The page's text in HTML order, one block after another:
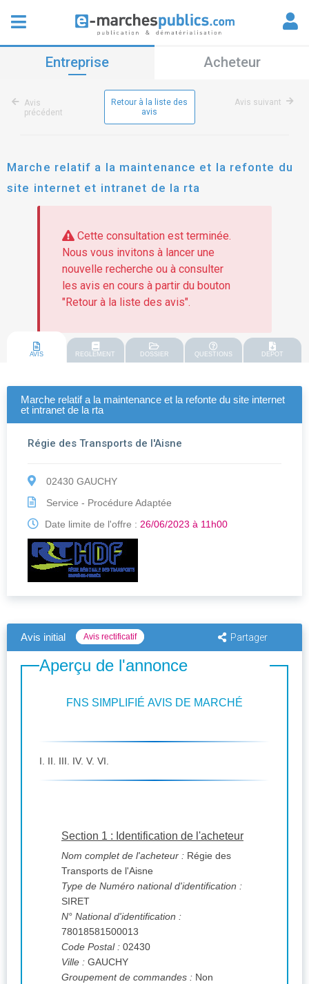
Entreprise Acheteur
Avis
précédent
Retour à la liste des
avis
Avis suivant
Marche relatif a la maintenance et la refonte du
site internet et intranet de la rta
Cette consultation est terminée.
Nous vous invitons à lancer une
nouvelle recherche ou à consulter
les avis en cours à partir du bouton
"Retour à la liste des avis".
AVIS REGLEMENT DOSSIER QUESTIONS DEPOT
Marche relatif a la maintenance et la refonte du site internet
et intranet de la rta
Régie des Transports de l'Aisne
02430 GAUCHY
Service - Procédure Adaptée
Date limite de l'offre : 26/06/2023 à 11h00
Avis initial Avis rectificatif Partager
Aperçu de l'annonce
FNS SIMPLIFIÉ AVIS DE MARCHÉ
I. II. III. IV. V. VI.
Section 1 : Identification de l'acheteur
Nom complet de l'acheteur : Régie des
Transports de l'Aisne
Type de Numéro national d'identification :
SIRET
N° National d'identification :
78018581500013
Code Postal : 02430
Ville : GAUCHY
Groupement de commandes : Non